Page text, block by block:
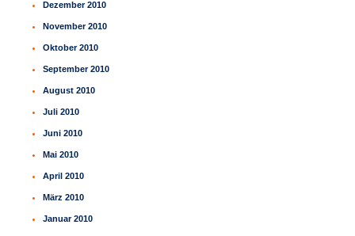
Dezember 2010
November 2010
Oktober 2010
September 2010
August 2010
Juli 2010
Juni 2010
Mai 2010
April 2010
März 2010
Januar 2010